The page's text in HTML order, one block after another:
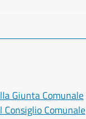
Giunta Comunale
Comunale